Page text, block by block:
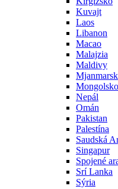
Kuvajt
Laos
Libanon
Macao
Malajzia
Maldivy
Mongolsko
Nepál
Omán
Pakistan
Palestína
Saudská
Singapur
Spojené
Srí Lanka
Sýria